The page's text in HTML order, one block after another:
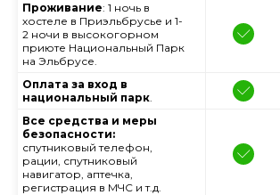
Проживание: 1 ночь в
хостеле в Приэльбрусье и 1-
2 ночи в высокогорном
приюте Национальный Парк
на Эльбрусе.
Оплата за вход в
национальный парк.
Все средства и меры
безопасности:
спутниковый телефон,
рации, спутниковый
навигатор, аптечка,
регистрация в МЧС и т.д.